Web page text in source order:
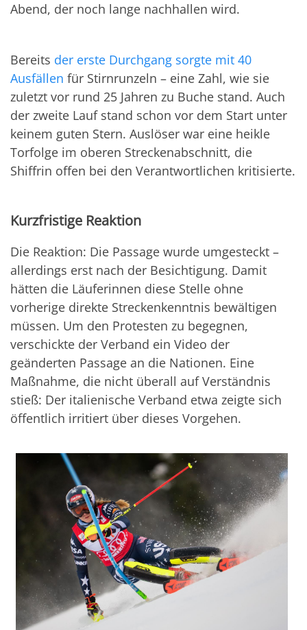
Abend, der noch lange nachhallen wird.
Bereits der erste Durchgang sorgte mit 40
Ausfällen für Stirnrunzeln – eine Zahl, wie sie
zuletzt vor rund 25 Jahren zu Buche stand. Auch
der zweite Lauf stand schon vor dem Start unter
keinem guten Stern. Auslöser war eine heikle
Torfolge im oberen Streckenabschnitt, die
Shiffrin offen bei den Verantwortlichen kritisierte.
Kurzfristige Reaktion
Die Reaktion: Die Passage wurde umgesteckt –
allerdings erst nach der Besichtigung. Damit
hätten die Läuferinnen diese Stelle ohne
vorherige direkte Streckenkenntnis bewältigen
müssen. Um den Protesten zu begegnen,
verschickte der Verband ein Video der
geänderten Passage an die Nationen. Eine
Maßnahme, die nicht überall auf Verständnis
stieß: Der italienische Verband etwa zeigte sich
öffentlich irritiert über dieses Vorgehen.